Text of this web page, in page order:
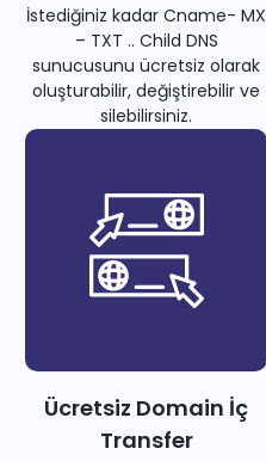
İstediğiniz kadar Cname- MX
– TXT .. Child DNS
sunucusunu ücretsiz olarak
oluşturabilir, değiştirebilir ve
silebilirsiniz.
Ücretsiz Domain İç
Transfer